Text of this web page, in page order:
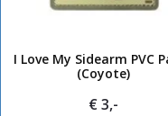
I Love My Sidearm PVC
(Coyote)
€ 3,-